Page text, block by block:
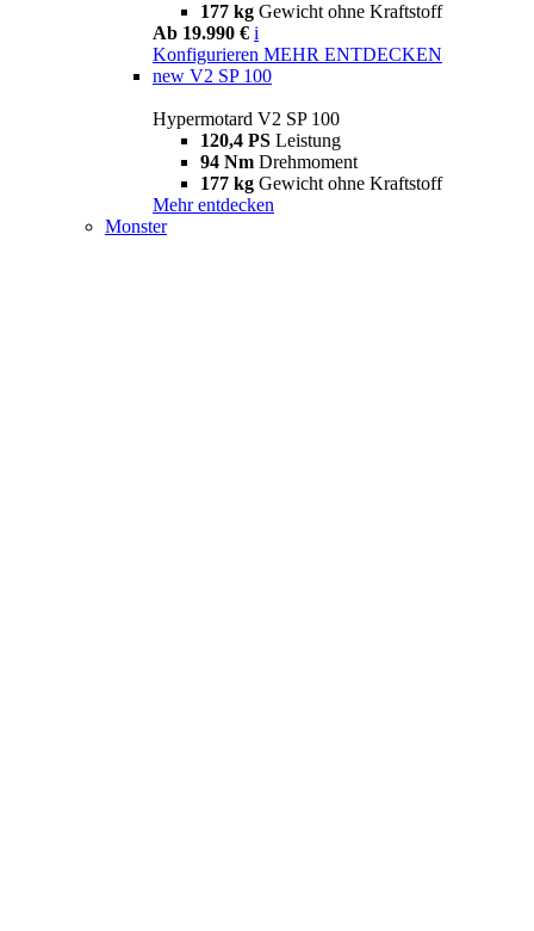
177 kg Gewicht ohne Kraftstoff
Ab 19.990 € i
Konfigurieren MEHR ENTDECKEN
new V2 SP 100
Hypermotard V2 SP 100
120,4 PS Leistung
94 Nm Drehmoment
177 kg Gewicht ohne Kraftstoff
Mehr entdecken
Monster